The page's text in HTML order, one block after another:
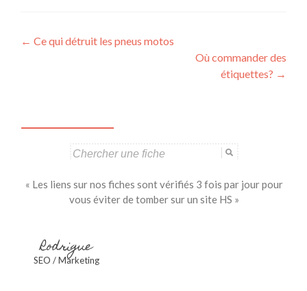
Navigation
← Ce qui détruit les pneus motos
Où commander des
étiquettes? →
« Les liens sur nos fiches sont vérifiés 3 fois par jour pour
vous éviter de tomber sur un site HS »
Rodrigue
SEO / Marketing